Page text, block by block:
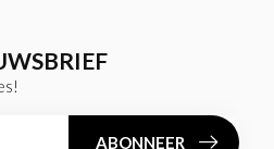
ABONNEER